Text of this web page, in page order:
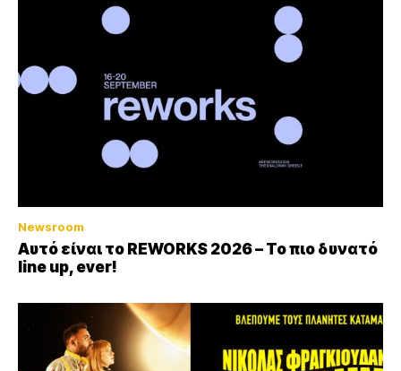
Newsroom
Αυτό είναι το REWORKS 2026 – Το πιο δυνατό
line up, ever!